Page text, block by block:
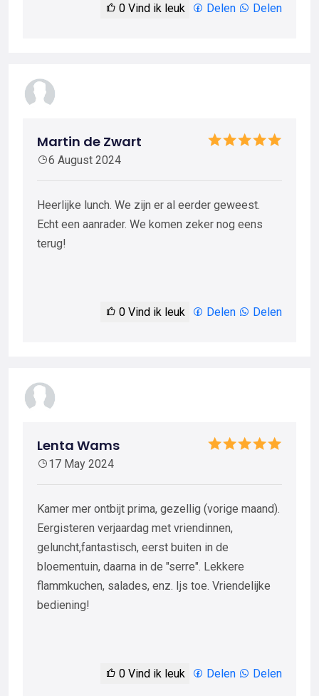
0 Vind ik leuk Delen Delen
Martin de Zwart
6 August 2024
Heerlijke lunch. We zijn er al eerder geweest.
Echt een aanrader. We komen zeker nog eens
terug!
0 Vind ik leuk Delen Delen
Lenta Wams
17 May 2024
Kamer mer ontbijt prima, gezellig (vorige maand).
Eergisteren verjaardag met vriendinnen,
geluncht,fantastisch, eerst buiten in de
bloementuin, daarna in de "serre". Lekkere
flammkuchen, salades, enz. Ijs toe. Vriendelijke
bediening!
0 Vind ik leuk Delen Delen